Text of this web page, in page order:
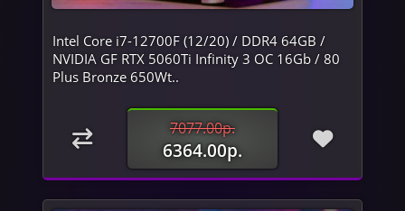
Intel Core i7-12700F (12/20) / DDR4 64GB /
NVIDIA GF RTX 5060Ti Infinity 3 OC 16Gb / 80
Plus Bronze 650Wt..
7077.00р.
6364.00р.